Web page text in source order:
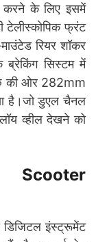
के लिए इसमें
टेलीस्कोपिक फ्रंट
रियर शॉकर
ब्रेकिंग सिस्टम में
की ओर 282mm
है।जो डुएल चैनल
व्हील देखने को
Scooter
इंस्ट्रूमेंट